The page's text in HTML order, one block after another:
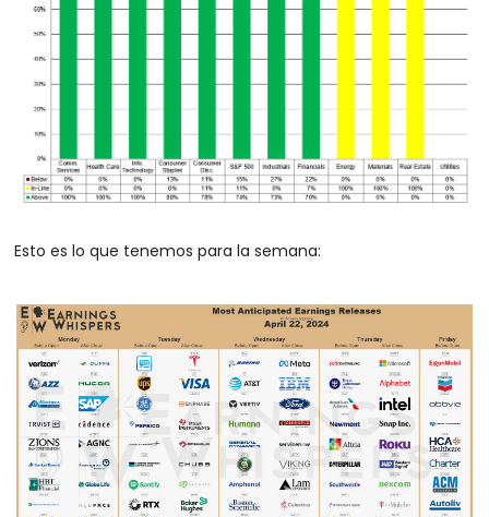
Esto es lo que tenemos para la semana: